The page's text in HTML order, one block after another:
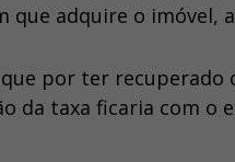
que adquire o imóvel,
por ter
da taxa ficaria com o